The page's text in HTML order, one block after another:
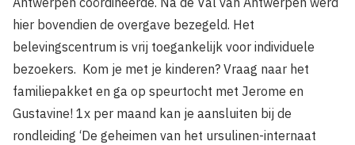
hier bovendien de overgave bezegeld. Het
belevingscentrum is vrij toegankelijk voor individuele
bezoekers. Kom je met je kinderen? Vraag naar het
familiepakket en ga op speurtocht met Jerome en
Gustavine! 1x per maand kan je aansluiten bij de
rondleiding ‘De geheimen van het ursulinen-internaat